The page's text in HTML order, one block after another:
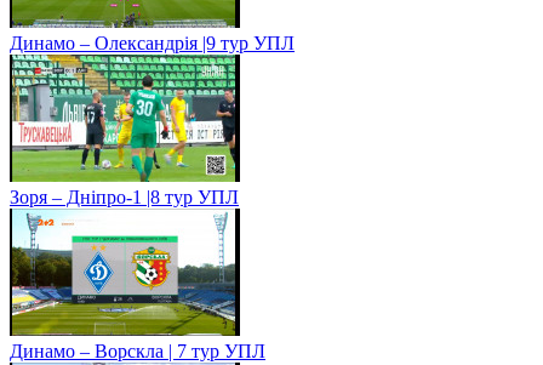
Динамо – Олександрія |9 тур УПЛ
Зоря – Дніпро-1 |8 тур УПЛ
Динамо – Ворскла | 7 тур УПЛ